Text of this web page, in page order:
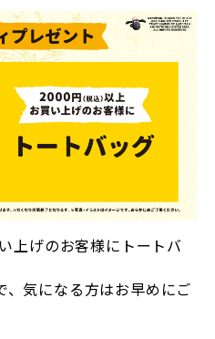
上げのお客様にトートバ
、気になる方はお早めにご